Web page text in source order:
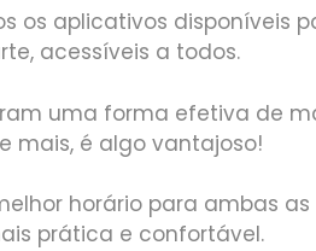
os aplicativos disponíveis
acessíveis a todos.
uma forma efetiva de
mais, é algo vantajoso!
horário para ambas
prática e confortável.